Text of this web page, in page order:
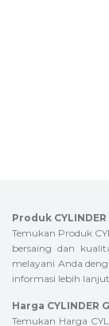
Produk
Temukan Produk
bersaing dan
melayani Anda
informasi lebih lanjut.
Harga CYLINDER
Temukan Harga